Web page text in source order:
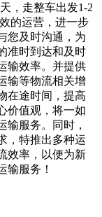
，走整车出发1-2
的运营，进一步
您及时沟通，为
准时到达和及时
输效率。并提供
输等物流相关增
在途时间，提高
价值观，将一如
输服务。同时，
，特推出多种运
效率，以便为新
输服务！